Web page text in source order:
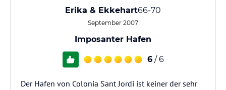
Erika & Ekkehart66-70
September 2007
Imposanter Hafen
6 / 6
Der Hafen von Colonia Sant Jordi ist keiner der sehr